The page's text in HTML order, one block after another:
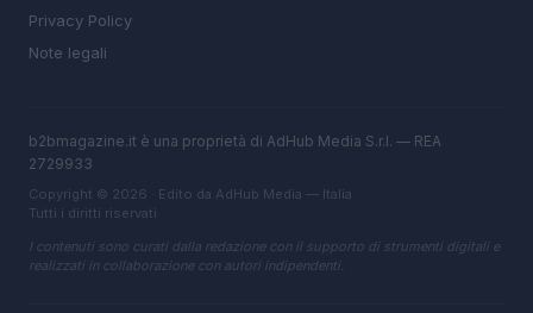
Privacy Policy
Note legali
b2bmagazine.it è una proprietà di AdHub Media S.r.l. — REA
2729933
Copyright © 2026 · Edito da AdHub Media — Italia
Tutti i diritti riservati
I contenuti sono curati dalla redazione con il supporto di strumenti digitali e
realizzati in collaborazione con autori indipendenti.